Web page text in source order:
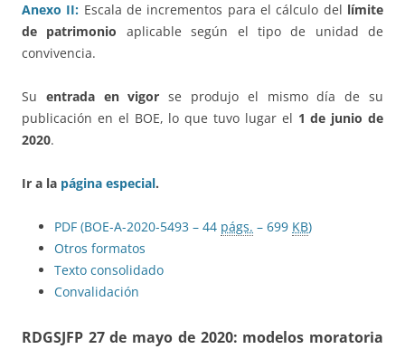
Anexo II: Escala de incrementos para el cálculo del límite
de patrimonio aplicable según el tipo de unidad de
convivencia.
Su entrada en vigor se produjo el mismo día de su
publicación en el BOE, lo que tuvo lugar el 1 de junio de
2020.
Ir a la página especial.
PDF (BOE-A-2020-5493 – 44 págs. – 699 KB)
Otros formatos
Texto consolidado
Convalidación
RDGSJFP 27 de mayo de 2020: modelos moratoria